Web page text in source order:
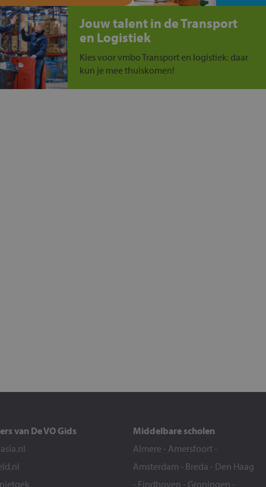
Jouw talent in de Transport
en Logistiek
Kies voor vmbo Transport en logistiek: daar
kun je mee thuiskomen!
van De VO Gids
Middelbare scholen
Almere - Amersfoort -
Amsterdam - Breda - Den Haag
- Eindhoven - Groningen -